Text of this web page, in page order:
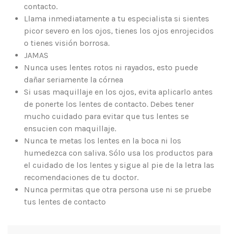
contacto.
Llama inmediatamente a tu especialista si sientes
picor severo en los ojos, tienes los ojos enrojecidos
o tienes visión borrosa.
JAMAS
Nunca uses lentes rotos ni rayados, esto puede
dañar seriamente la córnea
Si usas maquillaje en los ojos, evita aplicarlo antes
de ponerte los lentes de contacto. Debes tener
mucho cuidado para evitar que tus lentes se
ensucien con maquillaje.
Nunca te metas los lentes en la boca ni los
humedezca con saliva. Sólo usa los productos para
el cuidado de los lentes y sigue al pie de la letra las
recomendaciones de tu doctor.
Nunca permitas que otra persona use ni se pruebe
tus lentes de contacto